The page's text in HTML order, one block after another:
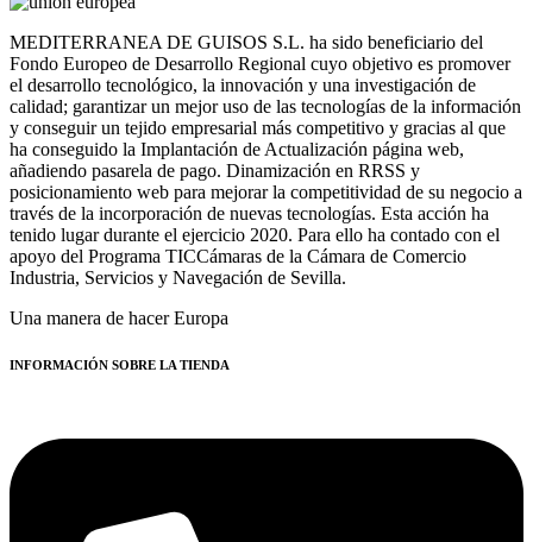
MEDITERRANEA DE GUISOS S.L. ha sido beneficiario del
Fondo Europeo de Desarrollo Regional cuyo objetivo es promover
el desarrollo tecnológico, la innovación y una investigación de
calidad; garantizar un mejor uso de las tecnologías de la información
y conseguir un tejido empresarial más competitivo y gracias al que
ha conseguido la Implantación de Actualización página web,
añadiendo pasarela de pago. Dinamización en RRSS y
posicionamiento web para mejorar la competitividad de su negocio a
través de la incorporación de nuevas tecnologías. Esta acción ha
tenido lugar durante el ejercicio 2020. Para ello ha contado con el
apoyo del Programa TICCámaras de la Cámara de Comercio
Industria, Servicios y Navegación de Sevilla.
Una manera de hacer Europa
INFORMACIÓN SOBRE LA TIENDA